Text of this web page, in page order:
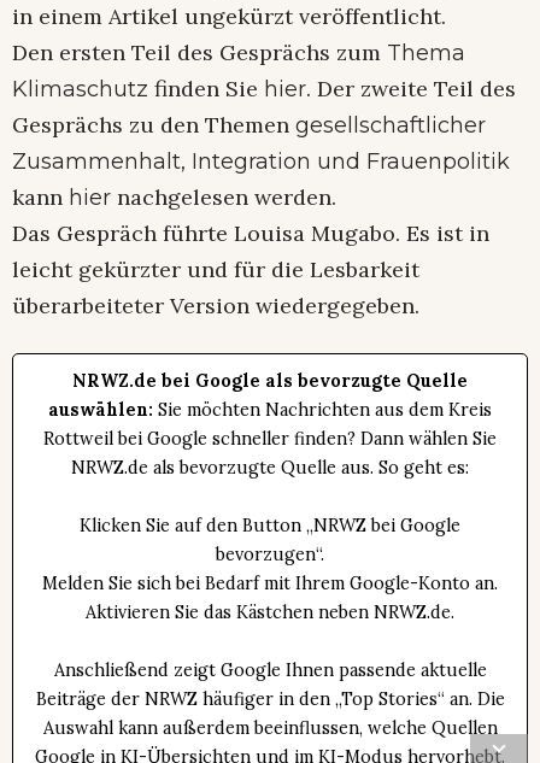
in einem Artikel ungekürzt veröffentlicht.
Den ersten Teil des Gesprächs zum Thema
Klimaschutz finden Sie hier. Der zweite Teil des
Gesprächs zu den Themen gesellschaftlicher
Zusammenhalt, Integration und Frauenpolitik
kann hier nachgelesen werden.
Das Gespräch führte Louisa Mugabo. Es ist in
leicht gekürzter und für die Lesbarkeit
überarbeiteter Version wiedergegeben.
NRWZ.de bei Google als bevorzugte Quelle
auswählen: Sie möchten Nachrichten aus dem Kreis
Rottweil bei Google schneller finden? Dann wählen Sie
NRWZ.de als bevorzugte Quelle aus. So geht es:
Klicken Sie auf den Button „NRWZ bei Google
bevorzugen“.
Melden Sie sich bei Bedarf mit Ihrem Google-Konto an.
Aktivieren Sie das Kästchen neben NRWZ.de.
Anschließend zeigt Google Ihnen passende aktuelle
Beiträge der NRWZ häufiger in den „Top Stories“ an. Die
Auswahl kann außerdem beeinflussen, welche Quellen
Google in KI-Übersichten und im KI-Modus hervorhebt.